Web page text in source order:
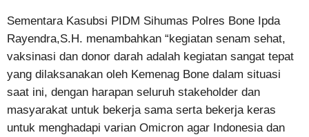
Sementara Kasubsi PIDM Sihumas Polres Bone Ipda
Rayendra,S.H. menambahkan “kegiatan senam sehat,
vaksinasi dan donor darah adalah kegiatan sangat tepat
yang dilaksanakan oleh Kemenag Bone dalam situasi
saat ini, dengan harapan seluruh stakeholder dan
masyarakat untuk bekerja sama serta bekerja keras
untuk menghadapi varian Omicron agar Indonesia dan